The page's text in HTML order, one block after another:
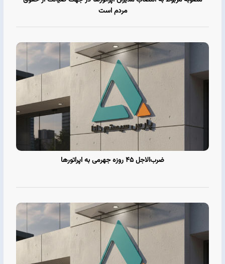
مردم است
ضرب‌الاجل ۴۵ روزه جهرمی به اپراتورها